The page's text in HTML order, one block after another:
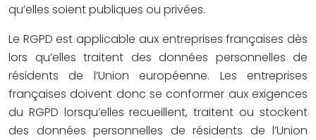
qu’elles soient publiques ou privées.
Le RGPD est applicable aux entreprises françaises dès
lors qu’elles traitent des données personnelles de
résidents de l’Union européenne. Les entreprises
françaises doivent donc se conformer aux exigences
du RGPD lorsqu’elles recueillent, traitent ou stockent
des données personnelles de résidents de l’Union